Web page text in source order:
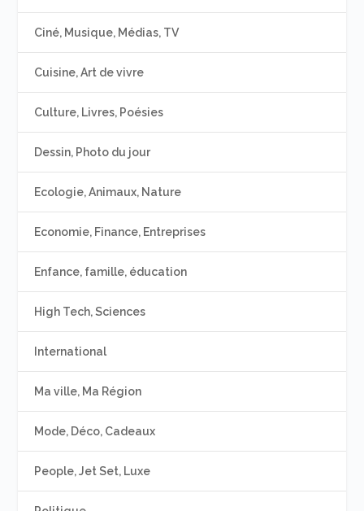
Ciné, Musique, Médias, TV
Cuisine, Art de vivre
Culture, Livres, Poésies
Dessin, Photo du jour
Ecologie, Animaux, Nature
Economie, Finance, Entreprises
Enfance, famille, éducation
High Tech, Sciences
International
Ma ville, Ma Région
Mode, Déco, Cadeaux
People, Jet Set, Luxe